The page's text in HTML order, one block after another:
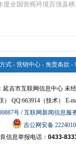
全国营商环境百强县榜
式 - 营销中心 - 免责条款 -
延吉市互联网信息中心 未
） QQ:663914（技术） E-
号 /互联网新闻信息服
吉公网安备
信息举报电话： 0433-